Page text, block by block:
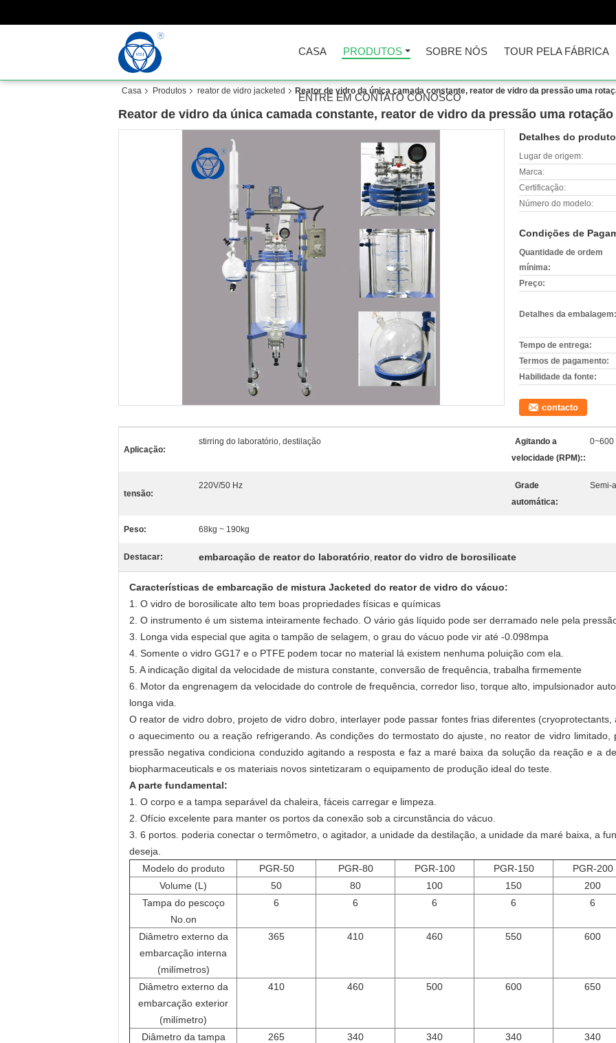
CASA PRODUTOS SOBRE NÓS TOUR PELA FÁBRICA
ENTRE EM CONTATO CONOSCO
Casa Produtos reator de vidro jacketed Reator de vidro da única camada constante, reator de vidro da pressão uma
Reator de vidro da única camada constante, reator de vidro da pressão uma rotação
Detalhes do
Lugar de origem:
Marca:
Certificação:
Número do modelo:
Condições de
Quantidade de ordem
mínima:
Preço:
Detalhes da embalagem:
Tempo de entrega:
Termos de pagamento:
Habilidade da fonte:
contacto
Aplicação:
stirring do laboratório, destilação
Agitando a
velocidade (RPM)::
0~600
tensão:
220V/50 Hz
Grade
automática:
Semi-
Peso: 68kg ~ 190kg
Destacar: embarcação de reator do laboratório, reator do vidro de borosilicate
Características de embarcação de mistura Jacketed do reator de vidro do vácuo:
1. O vidro de borosilicate alto tem boas propriedades físicas e químicas
2. O instrumento é um sistema inteiramente fechado. O vário gás líquido pode ser derramado nele pela
3. Longa vida especial que agita o tampão de selagem, o grau do vácuo pode vir até -0.098mpa
4. Somente o vidro GG17 e o PTFE podem tocar no material lá existem nenhuma poluição com ela.
5. A indicação digital da velocidade de mistura constante, conversão de frequência, trabalha firmemente
6. Motor da engrenagem da velocidade do controle de frequência, corredor liso, torque alto, impulsionador
longa vida.
O reator de vidro dobro, projeto de vidro dobro, interlayer pode passar fontes frias diferentes
o aquecimento ou a reação refrigerando. As condições do termostato do ajuste, no reator de vidro
pressão negativa condiciona conduzido agitando a resposta e faz a maré baixa da solução da reação e a
biopharmaceuticals e os materiais novos sintetizaram o equipamento de produção ideal do teste.
A parte fundamental:
1. O corpo e a tampa separável da chaleira, fáceis carregar e limpeza.
2. Ofício excelente para manter os portos da conexão sob a circunstância do vácuo.
3. 6 portos. poderia conectar o termômetro, o agitador, a unidade da destilação, a unidade da maré baixa, a
deseja.
Modelo do produto
PGR-50 PGR-80 PGR-100 PGR-150
PGR-200
Volume (L)
50 80 100 150
200
Tampa do pescoço
No.on
6 6 6 6 6
Diâmetro externo da
embarcação interna
(milímetros)
365 410 460 550 600
Diâmetro externo da
embarcação exterior
(milímetro)
410 460 500 600 650
Diâmetro da tampa
265 340 340 340 340